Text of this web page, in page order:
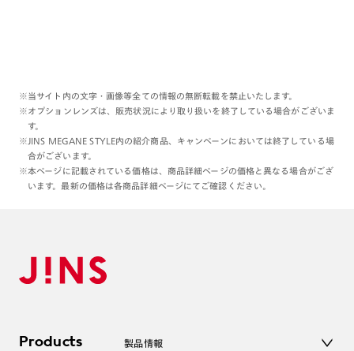
※当サイト内の文字・画像等全ての情報の無断転載を禁止いたします。
※オプションレンズは、販売状況により取り扱いを終了している場合がございま
す。
※JINS MEGANE STYLE内の紹介商品、キャンペーンにおいては終了している場
合がございます。
※本ページに記載されている価格は、商品詳細ページの価格と異なる場合がござ
います。最新の価格は各商品詳細ページにてご確認ください。
Products 製品情報